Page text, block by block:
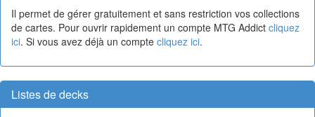
Il permet de gérer gratuitement et sans restriction vos collections
de cartes. Pour ouvrir rapidement un compte MTG Addict cliquez
ici. Si vous avez déjà un compte cliquez ici.
Listes de decks